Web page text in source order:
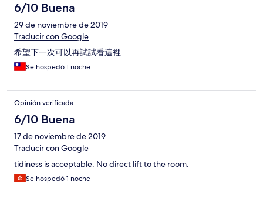
6/10 Buena
29 de noviembre de 2019
Traducir con Google
希望下一次可以再試試看這裡
Se hospedó 1 noche
Opinión verificada
6/10 Buena
17 de noviembre de 2019
Traducir con Google
tidiness is acceptable. No direct lift to the room.
Se hospedó 1 noche